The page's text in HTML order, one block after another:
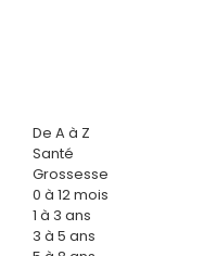
De A à Z
Santé
Grossesse
0 à 12 mois
1 à 3 ans
3 à 5 ans